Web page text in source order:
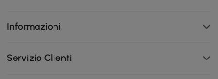
Informazioni
Servizio Clienti